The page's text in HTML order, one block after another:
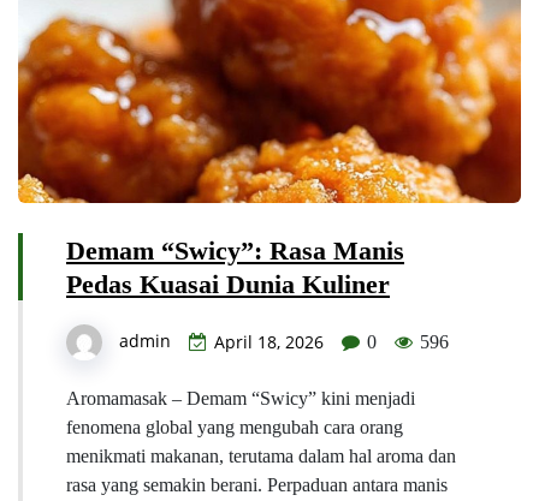
Demam “Swicy”: Rasa Manis
Pedas Kuasai Dunia Kuliner
admin April 18, 2026 0 596
Aromamasak – Demam “Swicy” kini menjadi
fenomena global yang mengubah cara orang
menikmati makanan, terutama dalam hal aroma dan
rasa yang semakin berani. Perpaduan antara manis